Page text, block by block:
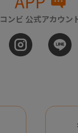
コンビ 公式アカウン